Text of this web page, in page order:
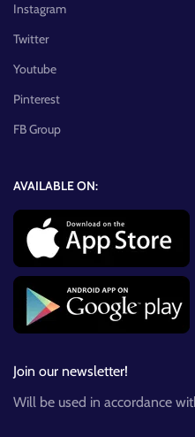
Instagram
Twitter
Youtube
Pinterest
FB Group
AVAILABLE ON:
Join our newsletter!
Will be used in accordance